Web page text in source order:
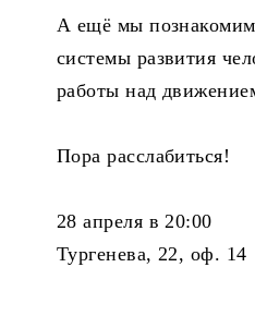
А ещё мы
системы развития
работы над
Пора расслабиться!
28 апреля в 20:00
Тургенева, 22, оф. 14